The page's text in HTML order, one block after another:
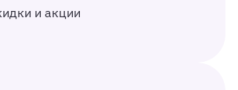
и акции